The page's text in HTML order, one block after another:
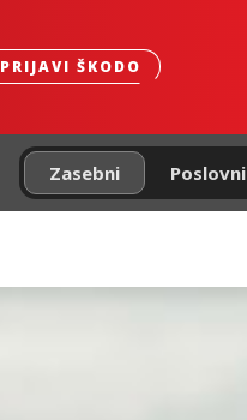
PRIJAVI ŠKODO
Zasebni Poslovni